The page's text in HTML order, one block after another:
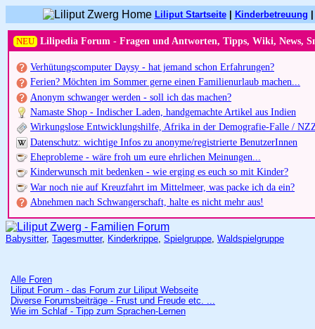
Liliput Startseite| Kinderbetreuung
NEU Lilipedia Forum - Fragen und Antworten, Tipps, Wiki, News,
Verhütungscomputer Daysy - hat jemand schon Erfahrungen?
Ferien? Möchten im Sommer gerne einen Familienurlaub machen...
Anonym schwanger werden - soll ich das machen?
Namaste Shop - Indischer Laden, handgemachte Artikel aus Indien
Wirkungslose Entwicklungshilfe, Afrika in der Demografie-Falle /
Datenschutz: wichtige Infos zu anonyme/registrierte BenutzerInnen
Eheprobleme - wäre froh um eure ehrlichen Meinungen...
Kinderwunsch mit bedenken - wie erging es euch so mit Kinder?
War noch nie auf Kreuzfahrt im Mittelmeer, was packe ich da ein?
Abnehmen nach Schwangerschaft, halte es nicht mehr aus!
Babysitter, Tagesmutter, Kinderkrippe, Spielgruppe, Waldspielgruppe
Alle Foren
Liliput Forum - das Forum zur Liliput Webseite
Diverse Forumsbeiträge - Frust und Freude etc. ...
Wie im Schlaf - Tipp zum Sprachen-Lernen